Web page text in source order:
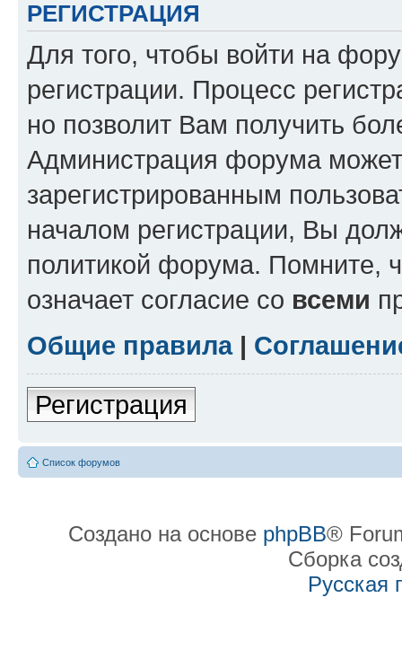
РЕГИСТРАЦИЯ
Для того, чтобы войти на
регистрации. Процесс
но позволит Вам получить
Администрация форума может
зарегистрированным
началом регистрации, Вы
политикой форума. Помните,
означает согласие со всеми
Общие правила|
Регистрация
Список форумов
Создано на основе phpBB®
Сборка
Русская